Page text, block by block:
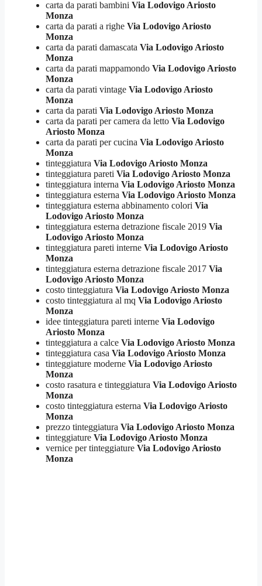
carta da parati bambini Via Lodovigo Ariosto
Monza
carta da parati a righe Via Lodovigo Ariosto
Monza
carta da parati damascata Via Lodovigo Ariosto
Monza
carta da parati mappamondo Via Lodovigo Ariosto
Monza
carta da parati vintage Via Lodovigo Ariosto
Monza
carta da parati Via Lodovigo Ariosto Monza
carta da parati per camera da letto Via Lodovigo
Ariosto Monza
carta da parati per cucina Via Lodovigo Ariosto
Monza
tinteggiatura Via Lodovigo Ariosto Monza
tinteggiatura pareti Via Lodovigo Ariosto Monza
tinteggiatura interna Via Lodovigo Ariosto Monza
tinteggiatura esterna Via Lodovigo Ariosto Monza
tinteggiatura esterna abbinamento colori Via
Lodovigo Ariosto Monza
tinteggiatura esterna detrazione fiscale 2019 Via
Lodovigo Ariosto Monza
tinteggiatura pareti interne Via Lodovigo Ariosto
Monza
tinteggiatura esterna detrazione fiscale 2017 Via
Lodovigo Ariosto Monza
costo tinteggiatura Via Lodovigo Ariosto Monza
costo tinteggiatura al mq Via Lodovigo Ariosto
Monza
idee tinteggiatura pareti interne Via Lodovigo
Ariosto Monza
tinteggiatura a calce Via Lodovigo Ariosto Monza
tinteggiatura casa Via Lodovigo Ariosto Monza
tinteggiature moderne Via Lodovigo Ariosto
Monza
costo rasatura e tinteggiatura Via Lodovigo Ariosto
Monza
costo tinteggiatura esterna Via Lodovigo Ariosto
Monza
prezzo tinteggiatura Via Lodovigo Ariosto Monza
tinteggiature Via Lodovigo Ariosto Monza
vernice per tinteggiature Via Lodovigo Ariosto
Monza